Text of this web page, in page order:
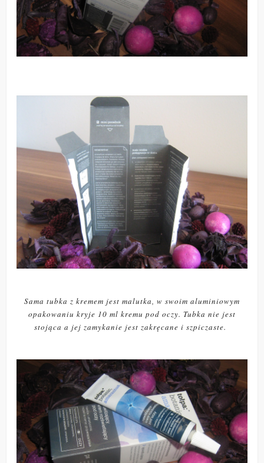
Sama tubka z kremem jest malutka, w swoim aluminiowym
opakowaniu kryje 10 ml kremu pod oczy. Tubka nie jest
stojąca a jej zamykanie jest zakręcane i szpiczaste.